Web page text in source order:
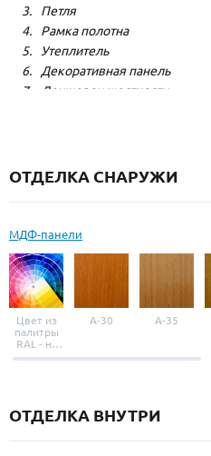
Петля
Рамка полотна
Утеплитель
Декоративная панель
Лонжерон жесткости
ОТДЕЛКА СНАРУЖИ
МДФ-панели
Цвет из
палитры
RAL - на
выбор
A-30 A-35
ОТДЕЛКА ВНУТРИ